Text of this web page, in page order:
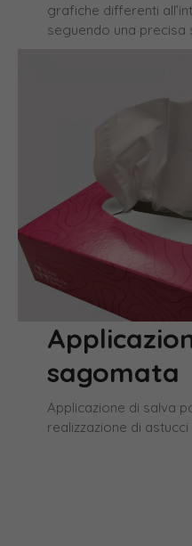
grafiche differenti
seguendo una precisa
sagomata
Applicazione di salva
realizzazione di